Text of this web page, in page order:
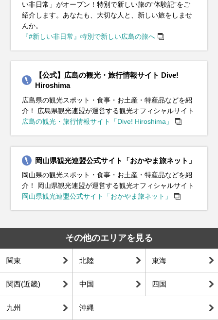
元には防寒性のあるスニーカーやブーツを履いて、観光中の
快適さを保ちます。中国地方では紅葉の見頃を迎える時期で
もあるので、秋の自然美を楽しむために、防寒対策と季節感
イベント・観光
紅葉シーズン、イルミネーションシーズン、ポポロ冬の祭り
Winter Illumination、尾道ベッチャー祭、荒谷山の雲海、ワイン、
みかん（旬）、広島銀太刀（旬）
に用意して、寒さ対策を万全に。靴は滑りにくいブーツや防
寒性のあるスニーカーが最適です。中国地方の観光地では、
クリスマスイルミネーションや年末のイベントが盛りだくさ
イベント・観光
スノーアクティビティシーズン、イルミネーションシーズン、ひ
ろしまドリミネーション、、ポポロ冬の祭りWinter Illumination、
おのみちウィンターイルミネーション、宮島大聖院火渡り式、広
島かき（旬）
防寒性が高く、滑りにくいソールのブーツやスニーカーがお
すすめです。1月の中国地方は晴れる日も多いので、風を通
しにくいアウターがあると快適に過ごせます。観光地では冷
イベント・観光
スノーアクティビティシーズン、イルミネーションシーズン、お
のみちウィンターイルミネーション、イルミネーションロードく
れ、ポポロ冬の祭りWinter Illumination、柴燈護摩（火渡り神
事）、大念珠繰り、おおたけカキ水産まつり、広島かき（旬）
けましょう。手袋やマフラーも欠かせません！冷えやすい首
元や手先をしっかり防寒してください。屋外観光では携帯用
カイロを持参すると、さらに快適に過ごせます。
イベント・観光
のみちウィンターイルミネーション、宮島かき祭り、広島城オイ
スターフェス、呉水産祭り、大野かきフェスティバル、庄原の雪
合戦大会、三原神明市、焼嗅がし神事、御福開祭はだか祭り、節
分祭（各地）、広島かき（旬）
装がおすすめです。また、春の風が冷たく感じることもある
ので、防風機能のあるアウターがあるとさらに快適に過ごせ
ます。
イベント・観光
つり、せとだレモン祭、大竹市のひな流し、幸崎能地春祭り、日
本酒（新酒）、広島手掘りあさり（旬）、広島桜ダイ（旬）
足元は歩きやすいスニーカーを選んで、観光を快適に楽しみ
ましょう。また、急な雨に備えて折りたたみ傘があるとさら
に安心です。
イベント・観光
院火渡り式、尾道みなと祭、呉みなと祭、錦帯橋まつり、いちご
狩り、広島手掘りあさり（旬）、広島桜ダイ（旬）
なら、動きやすいスニーカーがおすすめです。また、日差し
が強い日もあるので、帽子や日焼け止めでしっかり紫外線対
策をしましょう。軽やかな服装で季節感を楽しみながら、広
イベント・観光
バラの見頃、サイクリングシーズン、ひろしまフラワーフェステ
ィバル、福山ばら祭、鞆の浦観光鯛網、福山鞆の浦弁天島花火大
会、高松山大文字まつり、いちご狩り、広島手掘りあさり
（旬）、広島桜ダイ（旬）
工されたスニーカーやレインシューズで、雨の日でも移動が
楽になります。梅雨でも快適に観光を楽しめる服装を心がけ
て、中国地方の美しい景観を存分に堪能してください。
イベント・観光
さん大祭、壬生の花田植、おのみち土曜夜店、神宮寺あじさい祭
り、錦帯橋のう飼、小いわし（旬）、三原のタコ（旬）
う。観光地や公共交通機関では冷房が効いていることもある
ので、薄手のカーディガンやストールを持ち歩くと便利で
す。長時間歩くなら、通気性の良い軽量スニーカーで快適に
イベント・観光
海水浴シーズン、フィッシング、花火大会（各地）、おのみち土
曜夜店、素盞鳴神社祇園祭けんか神輿、お手火神事、福山夏まつ
り、世羅高原農場ひまわり祭、三次きんさい祭、錦帯橋のう飼、
小いわし（旬）、三原のタコ（旬）、あなご（旬）
い非日常」がオープン！特別で新しい旅の“体験記”をご
紹介します。あなたも、大切な人と、新しい旅をしませ
んか。
『#新しい非日常』特別で新しい広島の旅へ
【公式】広島の観光・旅行情報サイト Dive!
Hiroshima
広島県の観光スポット・食事・お土産・特産品などを紹
介！ 広島県観光連盟が運営する観光オフィシャルサイト
広島の観光・旅行情報サイト「Dive! Hiroshima」
岡山県観光連盟公式サイト「おかやま旅ネット」
岡山県の観光スポット・食事・お土産・特産品などを紹
介！ 岡山県観光連盟が運営する観光オフィシャルサイト
岡山県観光連盟公式サイト「おかやま旅ネット」
その他のエリアを見る
関東 北陸 東海
関西(近畿) 中国 四国
九州 沖縄